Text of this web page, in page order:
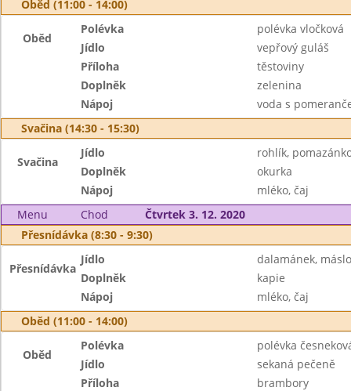
Oběd (11:00 - 14:00)
Oběd
Polévka
polévka vločková
Jídlo
vepřový guláš
Příloha
těstoviny
Doplněk
zelenina
Nápoj
voda s
Svačina (14:30 - 15:30)
Svačina
Jídlo
rohlík,
Doplněk
okurka
Nápoj
mléko, čaj
Menu
Chod
Čtvrtek 3. 12. 2020
Přesnídávka (8:30 - 9:30)
Přesnídávka
Jídlo
dalamánek,
Doplněk
kapie
Nápoj
mléko, čaj
Oběd (11:00 - 14:00)
Oběd
Polévka
polévka
Jídlo
sekaná pečeně
Příloha
brambory